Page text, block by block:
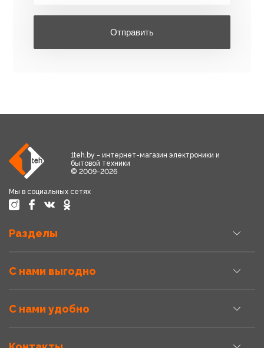
Отправить
1teh.by - интернет-магазин электроники и
бытовой техники
© 2009-2026
Мы в социальных сетях
Разделы
С нами выгодно
С нами удобно